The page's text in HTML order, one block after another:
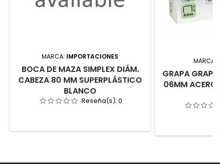
MARCA: IMPORTACIONES
BOCA DE MAZA SIMPLEX DIÁM.
CABEZA 80 MM SUPERPLÁSTICO
BLANCO
Reseña(s): 0
MARCA:
GRAPA
06MM ACERO